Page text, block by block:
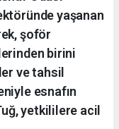
yaşanan
şoför
birini
ve tahsil
esnafın
yetkililere acil